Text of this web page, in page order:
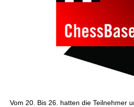
Vom 20. Bis 26. hatten die Teilnehmer